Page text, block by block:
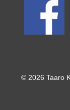
© 2026 Taaro